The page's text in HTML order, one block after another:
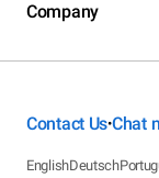
Company
Contact Us•Chat
EnglishDeutsch